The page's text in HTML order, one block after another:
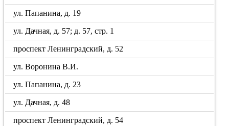
ул. Папанина, д. 19
ул. Дачная, д. 57; д. 57, стр. 1
проспект Ленинградский, д. 52
ул. Воронина В.И.
ул. Папанина, д. 23
ул. Дачная, д. 48
проспект Ленинградский, д. 54